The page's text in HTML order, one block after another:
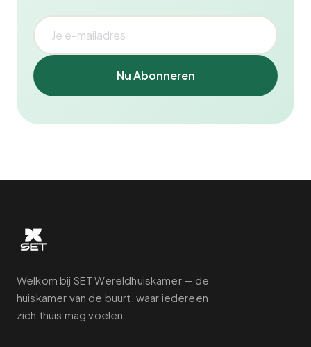
Nu Abonneren
Welkom bij SET Wereldhuiskamer — de
huiskamer van de buurt, waar iedereen
zich thuis mag voelen.